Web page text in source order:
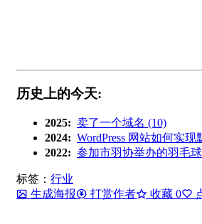
历史上的今天:
2025: 卖了一个域名 (10)
2024: WordPress 网站如何实
2022: 参加市羽协举办的羽毛
标签： 行业
生成海报
打赏作者 收藏 0